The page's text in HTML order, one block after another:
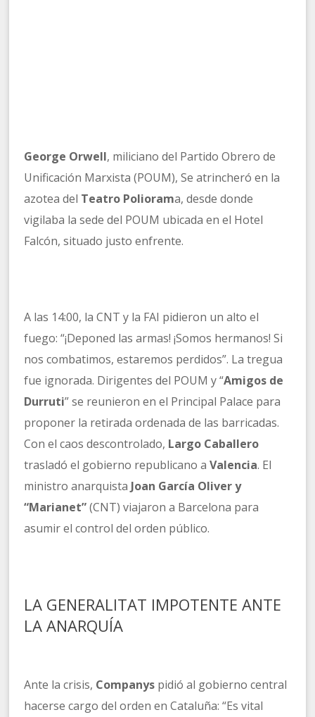
George Orwell, miliciano del Partido Obrero de
Unificación Marxista (POUM), Se atrincheró en la
azotea del Teatro Poliorama, desde donde
vigilaba la sede del POUM ubicada en el Hotel
Falcón, situado justo enfrente.
A las 14:00, la CNT y la FAI pidieron un alto el
fuego: “¡Deponed las armas! ¡Somos hermanos! Si
nos combatimos, estaremos perdidos”. La tregua
fue ignorada. Dirigentes del POUM y “Amigos de
Durruti” se reunieron en el Principal Palace para
proponer la retirada ordenada de las barricadas.
Con el caos descontrolado, Largo Caballero
trasladó el gobierno republicano aValencia. El
ministro anarquista Joan García Oliver y
“Marianet”(CNT) viajaron a Barcelona para
asumir el control del orden público.
LA GENERALITAT IMPOTENTE ANTE
LA ANARQUÍA
Ante la crisis, Companys pidió al gobierno central
hacerse cargo del orden en Cataluña: “Es vital